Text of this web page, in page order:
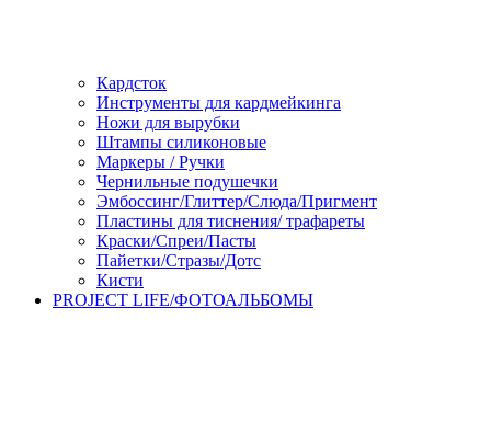
Кардсток
Инструменты для кардмейкинга
Ножи для вырубки
Штампы силиконовые
Маркеры / Ручки
Чернильные подушечки
Эмбоссинг/Глиттер/Слюда/Пригмент
Пластины для тиснения/ трафареты
Краски/Спреи/Пасты
Пайетки/Стразы/Дотс
Кисти
PROJECT LIFE/ФОТОАЛЬБОМЫ